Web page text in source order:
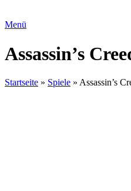
Menü
Assassin’s
Startseite » Spiele » Assassin’s